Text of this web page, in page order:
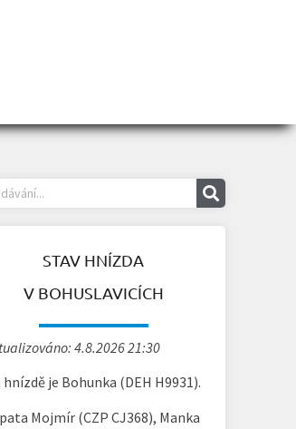
STAV HNÍZDA
V BOHUSLAVICÍCH
4.8.2026 21:30
hnízdě je Bohunka (DEH H9931).
Mojmír (CZP CJ368), Manka